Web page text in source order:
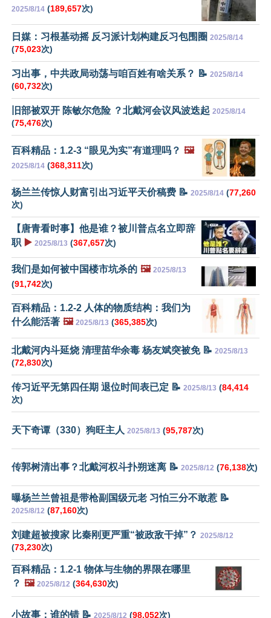
2025/8/14 (189,657次)
日媒：习根基动摇 反习派计划构建反习包围圈 2025/8/14
(75,023次)
习出事，中共政局动荡与咱百姓有啥关系？ 📝 2025/8/14
(60,732次)
旧部被双开 陈敏尔危险 ？北戴河会议风波迭起 2025/8/14
(75,476次)
百科精品：1.2-3 “眼见为实”有道理吗？ 🖼️
2025/8/14 (368,311次)
杨兰兰传惊人财富引出习近平天价稿费 📝 2025/8/14 (77,260
次)
【唐青看时事】他是谁？被川普点名立即辞
职 ▶️ 2025/8/13 (367,657次)
我们是如何被中国楼市坑杀的 🖼️ 2025/8/13
(91,742次)
百科精品：1.2-2 人体的物质结构：我们为
什么能活著 🖼️ 2025/8/13 (365,385次)
北戴河内斗延烧 清理苗华余毒 杨友斌突被免 📝 2025/8/13
(72,830次)
传习近平无第四任期 退位时间表已定 📝 2025/8/13 (84,414
次)
天下奇谭（330）狗旺主人 2025/8/13 (95,787次)
传郭树清出事？北戴河权斗扑朔迷离 📝 2025/8/12 (76,138次)
曝杨兰兰曾祖是带枪副国级元老 习怕三分不敢惹 📝
2025/8/12 (87,160次)
刘建超被搜家 比秦刚更严重“被政敌干掉”？ 2025/8/12
(73,230次)
百科精品：1.2-1 物体与生物的界限在哪里
？ 🖼️ 2025/8/12 (364,630次)
小故事：谁的错 📝 2025/8/12 (98,052次)